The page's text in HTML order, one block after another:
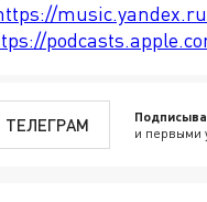
ТЕЛЕГРАМ и первыми